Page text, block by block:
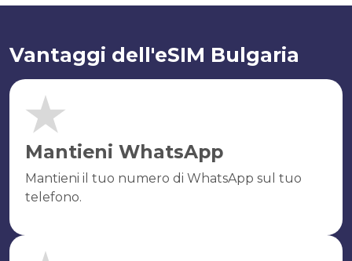
Vantaggi dell'eSIM Bulgaria
Mantieni WhatsApp
Mantieni il tuo numero di WhatsApp sul tuo
telefono.